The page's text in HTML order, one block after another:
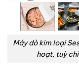
Máy dò kim loại
hoạt, tuỳ